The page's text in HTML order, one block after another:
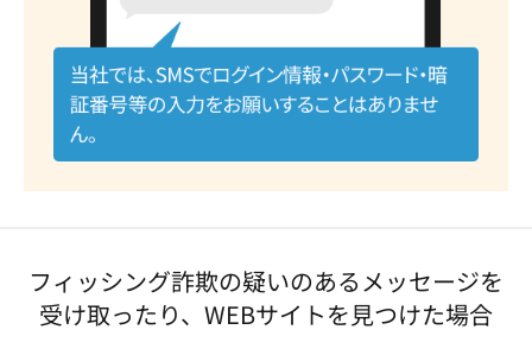
フィッシング詐欺の疑いのあるメッセージを
受け取ったり、WEBサイトを見つけた場合